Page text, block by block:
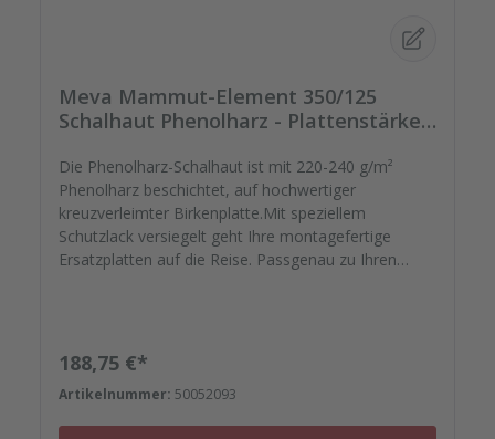
Meva Mammut-Element 350/125
Schalhaut Phenolharz - Plattenstärke
Die Phenolharz-Schalhaut ist mit 220-240 g/m²
Phenolharz beschichtet, auf hochwertiger
kreuzverleimter Birkenplatte.Mit speziellem
Schutzlack versiegelt geht Ihre montagefertige
Ersatzplatten auf die Reise. Passgenau zu Ihren
Nieten, Schrauben, Kunststoffeinsätzen bis zu
Reparaturplättchen.
Regulärer Preis:
188,75 €*
Artikelnummer: 50052093